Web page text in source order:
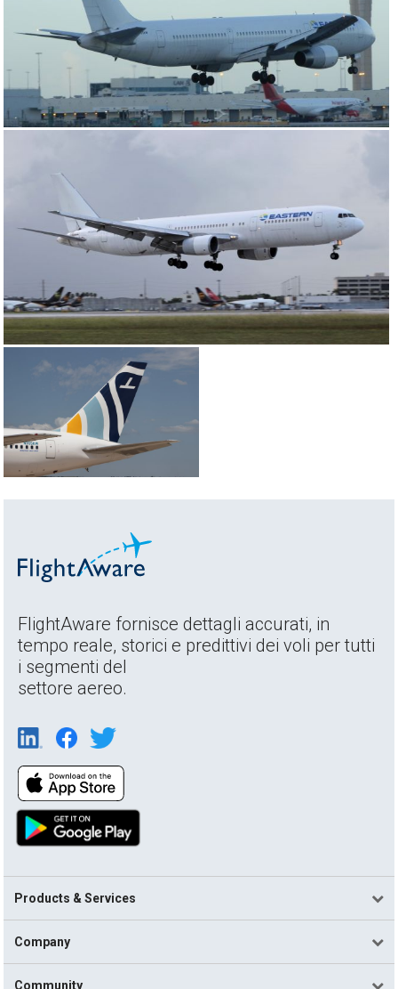
FlightAware fornisce dettagli accurati, in
tempo reale, storici e predittivi dei voli per tutti
i segmenti del
settore aereo.
Products & Services
Company
Community